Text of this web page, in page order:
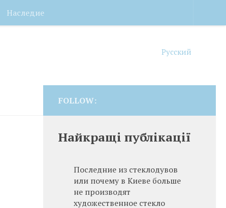
Наследие
Русский
FOLLOW:
Найкращі публікації
Последние из стеклодувов
или почему в Киеве больше
не производят
художественное стекло